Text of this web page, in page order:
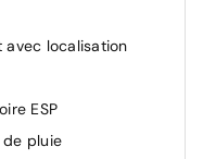
avec localisation
ESP
pluie